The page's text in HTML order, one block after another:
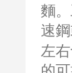
麵
速
左